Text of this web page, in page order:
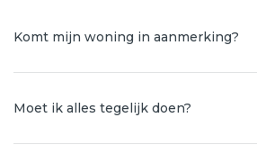
Komt mijn woning in aanmerking?
Moet ik alles tegelijk doen?